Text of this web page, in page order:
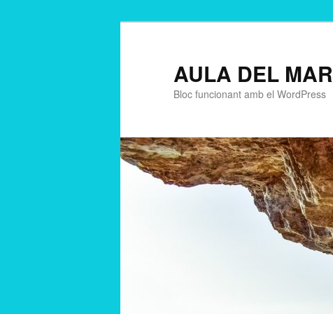
AULA DEL MAR
Bloc funcionant amb el WordPress